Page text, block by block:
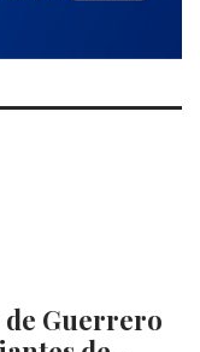
Guerrero